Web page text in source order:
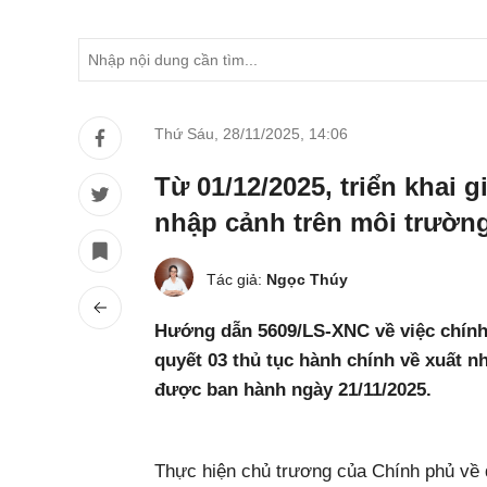
Thứ Sáu, 28/11/2025 14:06
Từ 01/12/2025, triển khai
nhập cảnh trên môi
Tác giả: Ngọc Thúy
Hướng dẫn 5609/LS-XNC về việc
quyết 03 thủ tục hành chính về xuất
được ban hành ngày 21/11/2025.
Thực hiện chủ trương của Chính phủ về